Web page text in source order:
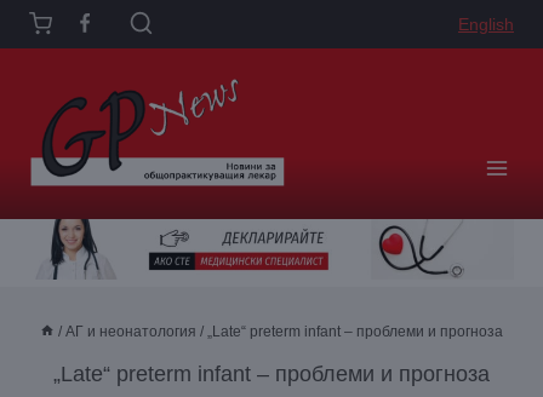
Към
съдържанието
English
/ АГ и неонатология / „Late“ preterm infant – проблеми и прогноза
„Late“ preterm infant – проблеми и прогноза